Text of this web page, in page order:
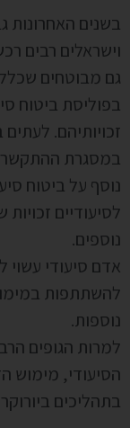
בשנים האחרונות
וישראלים רבים
גם מבוטחים
בפוליסת ביטוח
זכויותיהם.
במסגרת
נוסף על ביטוח
לסיעודיים
נוספים.
אדם סיעודי עשוי
להשתתפות
נוספות.
למרות הגופים
הסיעודי, מימוש
בתהליכים